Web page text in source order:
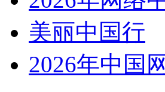
美丽中国行
2026年中国